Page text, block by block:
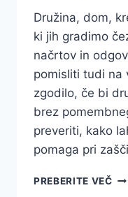
Družina, dom,
ki jih gradimo
načrtov in
pomisliti tudi na
zgodilo, če bi
brez
preveriti, kako
pomaga pri
PREBERITE VEČ